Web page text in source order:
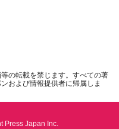
の転載を禁じます。すべての著
および情報提供者に帰属しま
Press Japan Inc.